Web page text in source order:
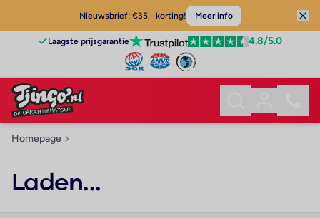
Nieuwsbrief: €35,- korting! Meer info
Laagste prijsgarantie 4.8/5.0
Homepage
Laden...